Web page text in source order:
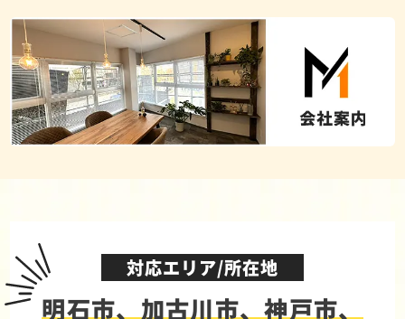
対応エリア/所在地
明石市、加古川市、神戸市、